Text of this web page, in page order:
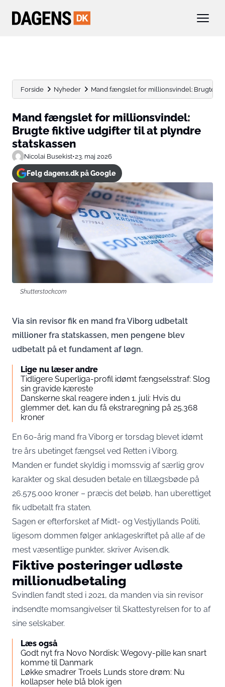
Forside Nyheder Mand fængslet for millionsvindel: Brugte
Mand fængslet for millionsvindel:
Brugte fiktive udgifter til at plyndre
statskassen
Nicolai Busekist•23. maj 2026
Følg dagens.dk på Google
Shutterstock.com
Via sin revisor fik en mand fra Viborg udbetalt
millioner fra statskassen, men pengene blev
udbetalt på et fundament af løgn.
Lige nu læser andre
Tidligere Superliga-profil idømt fængselsstraf: Slog
sin gravide kæreste
Danskerne skal reagere inden 1. juli: Hvis du
glemmer det, kan du få ekstraregning på 25.368
kroner
En 60-årig mand fra Viborg er torsdag blevet idømt
tre års ubetinget fængsel ved Retten i Viborg.
Manden er fundet skyldig i momssvig af særlig grov
karakter og skal desuden betale en tillægsbøde på
26.575.000 kroner – præcis det beløb, han uberettiget
fik udbetalt fra staten.
Sagen er efterforsket af Midt- og Vestjyllands Politi,
ligesom dommen følger anklageskriftet på alle af de
mest væsentlige punkter, skriver Avisen.dk.
Fiktive posteringer udløste
millionudbetaling
Svindlen fandt sted i 2021, da manden via sin revisor
indsendte momsangivelser til Skattestyrelsen for to af
sine selskaber.
Læs også
Godt nyt fra Novo Nordisk: Wegovy-pille kan snart
komme til Danmark
Løkke smadrer Troels Lunds store drøm: Nu
kollapser hele blå blok igen